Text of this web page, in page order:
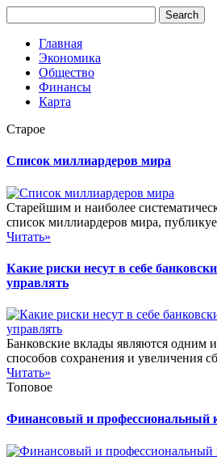
Главная
Экономика
Общество
Финансы
Карта
Старое
Список миллиардеров мира
Старейшим и наиболее
список миллиардеров мира,
Читать»
Какие риски несут в себе
управлять
Банковские вклады являются одним
способов сохранения и увеличения
Читать»
Топовое
Финансовый и профессиональный